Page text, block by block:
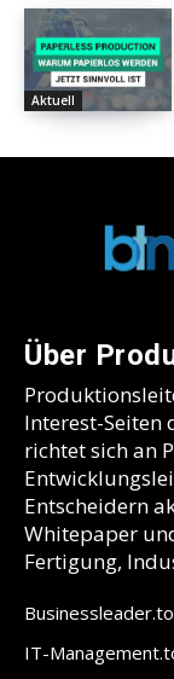
Aktuell
Über
Interest-Seiten
richtet sich an
Entscheidern
Whitepaper
Fertigung,
IT-